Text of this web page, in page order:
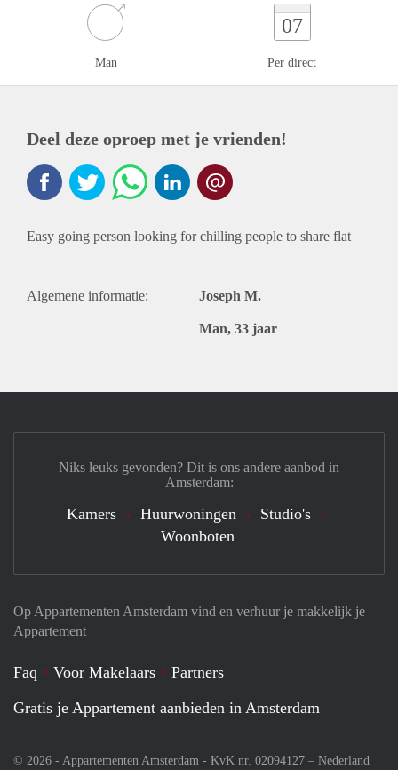
Man
07
Per direct
Deel deze oproep met je vrienden!
Easy going person looking for chilling people to share flat
Algemene informatie: Joseph M.
Man, 33 jaar
Op Appartementen Amsterdam vind en verhuur je makkelijk je
Appartement
Faq Voor Makelaars
Partners
Gratis je Appartement aanbieden in Amsterdam
© 2026 - Appartementen Amsterdam - KvK nr. 02094127 – Nederland
Niks leuks gevonden? Dit is ons andere aanbod in
Amsterdam:
Kamers Huurwoningen
Studio's
Woonboten